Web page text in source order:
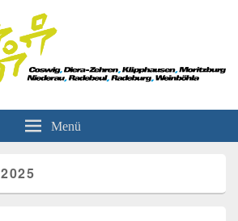
für Demokratie
Menü